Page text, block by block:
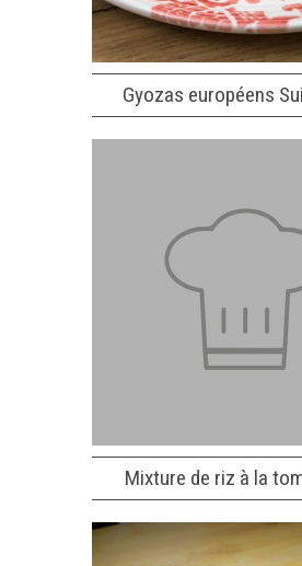
Gyozas européens
Mixture de riz à la